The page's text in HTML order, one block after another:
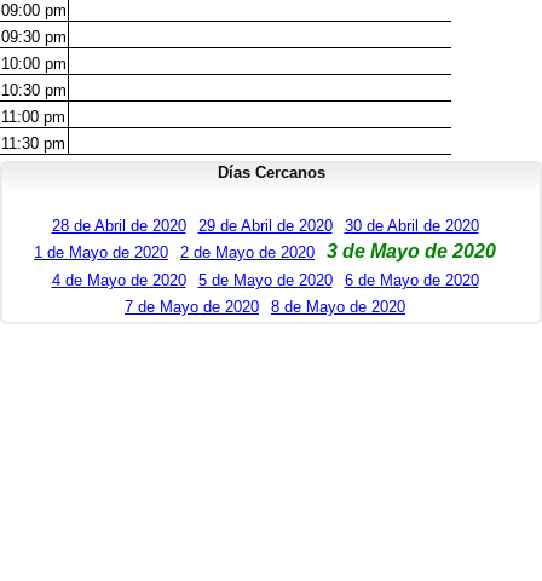
09:00 pm
09:30 pm
10:00 pm
10:30 pm
11:00 pm
11:30 pm
Días Cercanos
28 de Abril de 2020 29 de Abril de 2020
30 de Abril de 2020
1 de Mayo de 2020
2 de Mayo de 2020 3 de Mayo de 2020
4 de Mayo de 2020 5 de Mayo de 2020
6 de Mayo de 2020
7 de Mayo de 2020
8 de Mayo de 2020